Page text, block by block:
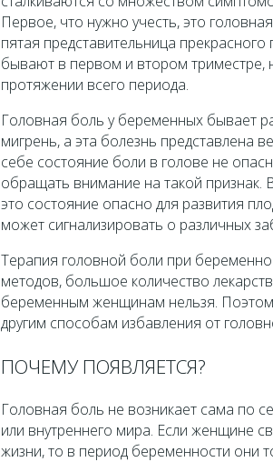
Первое, что нужно учесть, это
пятая представительница
бывают в первом и втором триместре,
протяжении всего периода.
Головная боль у беременных бывает
мигрень, а эта болезнь
себе состояние боли в голове не
обращать внимание на такой
это состояние опасно для развития
может сигнализировать о различных
Терапия головной боли при
методов, большое количество
беременным женщинам нельзя.
другим способам избавления от
ПОЧЕМУ ПОЯВЛЯЕТСЯ?
Головная боль не возникает сама по
или внутреннего мира. Если женщине
жизни, то в период беременности они